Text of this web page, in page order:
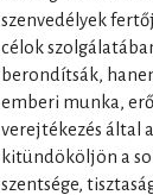
szenvedélyek
célok
berondítsák,
emberi munka,
verejtékezés által
kitündököljön a
szentsége,